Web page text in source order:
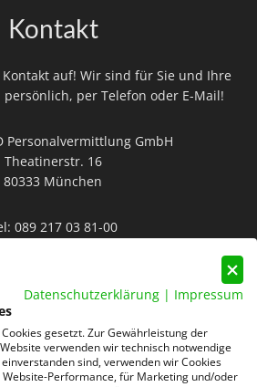
Kontakt
auf! Wir sind für Sie und Ihre
persönlich, per Telefon oder E-Mail!
Personalvermittlung GmbH
Theatinerstr. 16
80333 München
089 217 03 81-00
AGB Impressum
Datenschutzerklärung | Impressum
gesetzt. Zur Gewährleistung der
verwenden wir technisch notwendige
sind, verwenden wir Cookies
Performance, für Marketing und/oder